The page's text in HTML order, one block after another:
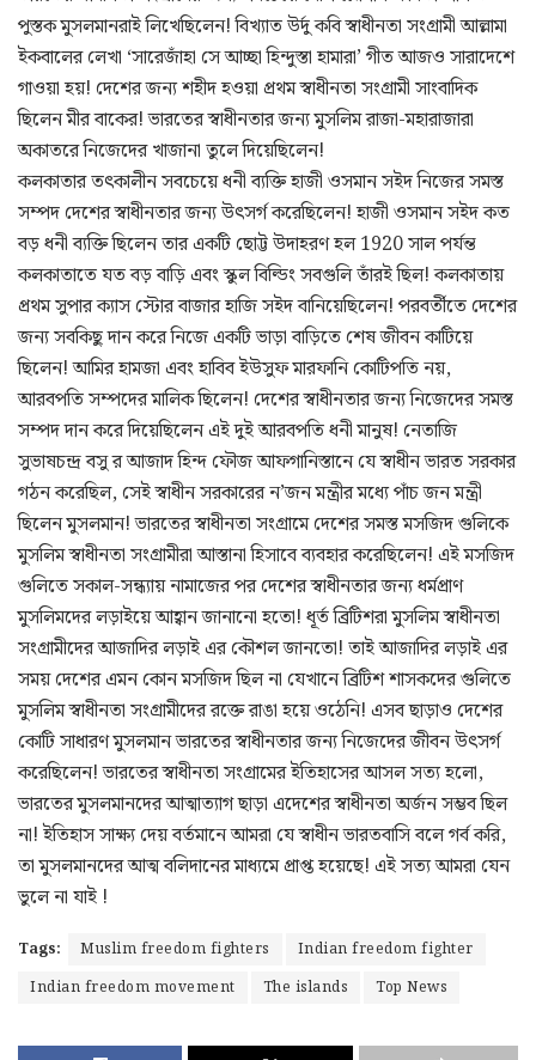
পুস্তক মুসলমানরাই লিখেছিলেন! বিখ্যাত উর্দু কবি স্বাধীনতা সংগ্রামী আল্লামা
ইকবালের লেখা ‘সারেজাঁহা সে আচ্ছা হিন্দুস্তা হামারা’ গীত আজও সারাদেশে
গাওয়া হয়! দেশের জন্য শহীদ হওয়া প্রথম স্বাধীনতা সংগ্রামী সাংবাদিক
ছিলেন মীর বাকের! ভারতের স্বাধীনতার জন্য মুসলিম রাজা-মহারাজারা
অকাতরে নিজেদের খাজানা তুলে দিয়েছিলেন!
কলকাতার তৎকালীন সবচেয়ে ধনী ব্যক্তি হাজী ওসমান সইদ নিজের সমস্ত
সম্পদ দেশের স্বাধীনতার জন্য উৎসর্গ করেছিলেন! হাজী ওসমান সইদ কত
বড় ধনী ব্যক্তি ছিলেন তার একটি ছোট্ট উদাহরণ হল 1920 সাল পর্যন্ত
কলকাতাতে যত বড় বাড়ি এবং স্কুল বিল্ডিং সবগুলি তাঁরই ছিল! কলকাতায়
প্রথম সুপার ক্যাস স্টোর বাজার হাজি সইদ বানিয়েছিলেন! পরবর্তীতে দেশের
জন্য সবকিছু দান করে নিজে একটি ভাড়া বাড়িতে শেষ জীবন কাটিয়ে
ছিলেন! আমির হামজা এবং হাবিব ইউসুফ মারফানি কোটিপতি নয়,
আরবপতি সম্পদের মালিক ছিলেন! দেশের স্বাধীনতার জন্য নিজেদের সমস্ত
সম্পদ দান করে দিয়েছিলেন এই দুই আরবপতি ধনী মানুষ! নেতাজি
সুভাষচন্দ্র বসু র আজাদ হিন্দ ফৌজ আফগানিস্তানে যে স্বাধীন ভারত সরকার
গঠন করেছিল, সেই স্বাধীন সরকারের ন’জন মন্ত্রীর মধ্যে পাঁচ জন মন্ত্রী
ছিলেন মুসলমান! ভারতের স্বাধীনতা সংগ্রামে দেশের সমস্ত মসজিদ গুলিকে
মুসলিম স্বাধীনতা সংগ্রামীরা আস্তানা হিসাবে ব্যবহার করেছিলেন! এই মসজিদ
গুলিতে সকাল-সন্ধ্যায় নামাজের পর দেশের স্বাধীনতার জন্য ধর্মপ্রাণ
মুসলিমদের লড়াইয়ে আহ্বান জানানো হতো! ধূর্ত ব্রিটিশরা মুসলিম স্বাধীনতা
সংগ্রামীদের আজাদির লড়াই এর কৌশল জানতো! তাই আজাদির লড়াই এর
সময় দেশের এমন কোন মসজিদ ছিল না যেখানে ব্রিটিশ শাসকদের গুলিতে
মুসলিম স্বাধীনতা সংগ্রামীদের রক্তে রাঙা হয়ে ওঠেনি! এসব ছাড়াও দেশের
কোটি সাধারণ মুসলমান ভারতের স্বাধীনতার জন্য নিজেদের জীবন উৎসর্গ
করেছিলেন! ভারতের স্বাধীনতা সংগ্রামের ইতিহাসের আসল সত্য হলো,
ভারতের মুসলমানদের আত্মাত্যাগ ছাড়া এদেশের স্বাধীনতা অর্জন সম্ভব ছিল
না! ইতিহাস সাক্ষ্য দেয় বর্তমানে আমরা যে স্বাধীন ভারতবাসি বলে গর্ব করি,
তা মুসলমানদের আত্ম বলিদানের মাধ্যমে প্রাপ্ত হয়েছে! এই সত্য আমরা যেন
ভুলে না যাই !
Tags: Muslim freedom fighters
Indian freedom fighter
Indian freedom movement
The islands Top News